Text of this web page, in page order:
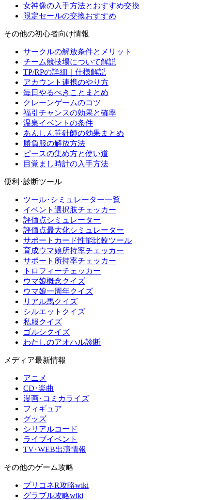
女神像の入手方法とおすすめ交換
限定セールの交換おすすめ
その他の初心者向け情報
サークルの解放条件とメリット
チーム競技場について解説
TP/RPの詳細｜仕様解説
アカウント連携のやり方
毎日やるべきことまとめ
クレーンゲームのコツ
福引チャンスの効果と確率
温泉イベントの条件
あんしん笹針師の効果まとめ
勝負服の解放方法
ピースの集め方と使い道
目覚まし時計の入手方法
便利･診断ツール
ツール･シミュレーター一覧
イベント選択肢チェッカー
評価点シミュレーター
評価点最大化シミュレーター
サポートカード性能比較ツール
育成ウマ娘所持率チェッカー
サポート所持率チェッカー
トロフィーチェッカー
ウマ娘概念クイズ
ウマ娘一周年クイズ
リアル馬クイズ
シルエットクイズ
私服クイズ
ゴルシクイズ
わたしのアオハル診断
メディア最新情報
アニメ
CD･楽曲
漫画･コミカライズ
フィギュア
グッズ
シリアルコード
ライブイベント
TV･WEB出演情報
その他のゲーム攻略
プリコネR攻略wiki
グラブル攻略wiki